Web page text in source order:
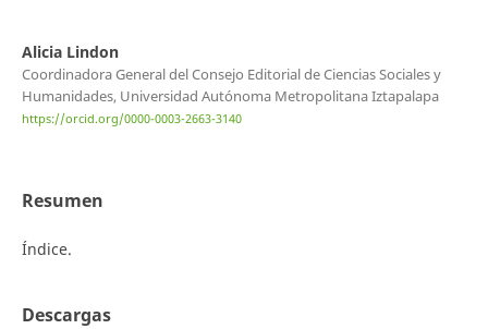
Alicia Lindon
Coordinadora General del Consejo Editorial de Ciencias Sociales y
Humanidades, Universidad Autónoma Metropolitana Iztapalapa
https://orcid.org/0000-0003-2663-3140
Resumen
Índice.
Descargas